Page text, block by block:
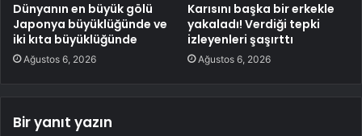
Dünyanın en büyük gölü
Japonya büyüklüğünde ve
iki kıta büyüklüğünde
Ağustos 6, 2026
Karısını başka bir erkekle
yakaladı! Verdiği tepki
izleyenleri şaşırttı
Ağustos 6, 2026
Bir yanıt yazın